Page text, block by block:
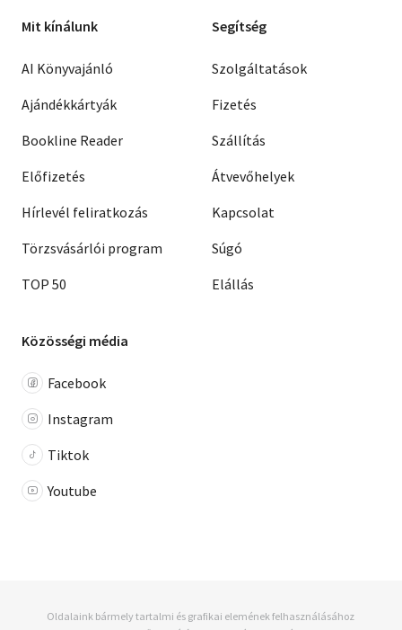
Mit kínálunk
AI Könyvajánló
Ajándékkártyák
Bookline Reader
Előfizetés
Hírlevél feliratkozás
Törzsvásárlói program
TOP 50
Segítség
Szolgáltatások
Fizetés
Szállítás
Átvevőhelyek
Kapcsolat
Súgó
Elállás
Közösségi média
Facebook
Instagram
Tiktok
Youtube
Oldalaink bármely tartalmi és grafikai elemének felhasználásához